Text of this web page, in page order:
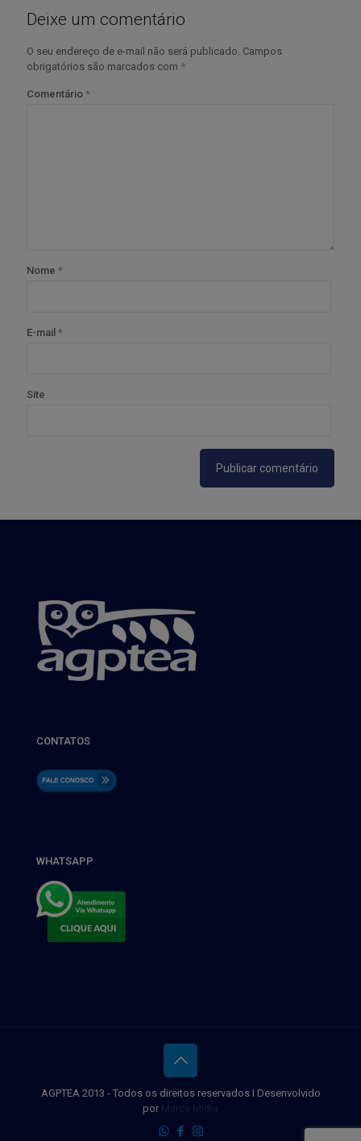
Deixe um comentário
O seu endereço de e-mail não será publicado. Campos
obrigatórios são marcados com *
Comentário *
Nome *
E-mail *
Site
CONTATOS
WHATSAPP
AGPTEA 2013 - Todos os direitos reservados I Desenvolvido
por